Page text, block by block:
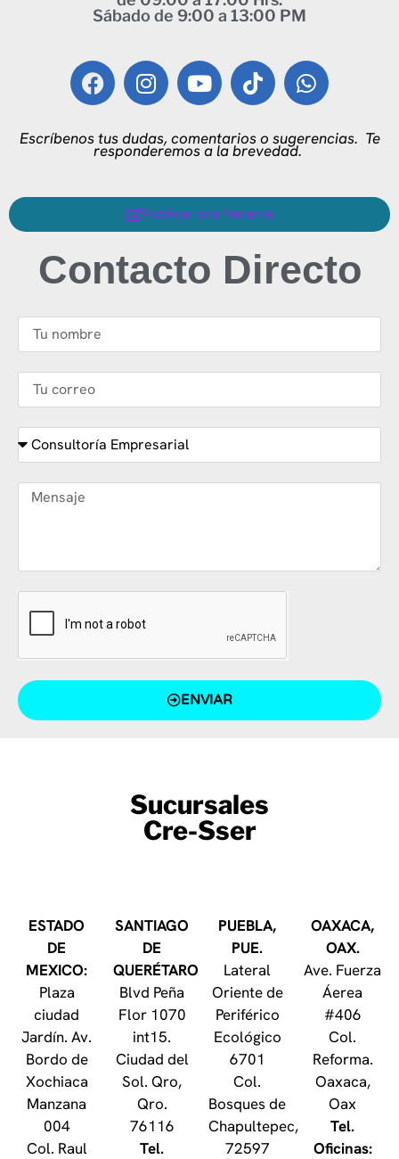
Sábado de 9:00 a 13:00 PM
Escríbenos tus dudas, comentarios o sugerencias. Te
responderemos a la brevedad.
Publicar una Vacante
Contacto Directo
ENVIAR
Sucursales
Cre-Sser
ESTADO
DE
MEXICO:
Plaza
ciudad
Jardín. Av.
Bordo de
Xochiaca
Manzana
004
Col. Raul
SANTIAGO
DE
QUERÉTARO
Blvd Peña
Flor 1070
int15.
Ciudad del
Sol. Qro,
Qro.
76116
Tel.
PUEBLA,
PUE.
Lateral
Oriente de
Periférico
Ecológico
6701
Col.
Bosques de
Chapultepec,
72597
OAXACA,
OAX.
Ave. Fuerza
Áerea
#406
Col.
Reforma.
Oaxaca,
Oax
Tel.
Oficinas: